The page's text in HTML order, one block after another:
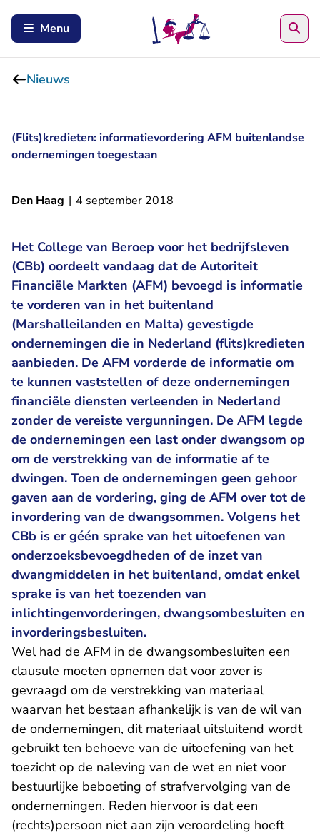
Menu
Nieuws
(Flits)kredieten: informatievordering AFM buitenlandse
ondernemingen toegestaan
Den Haag | 4 september 2018
Het College van Beroep voor het bedrijfsleven
(CBb) oordeelt vandaag dat de Autoriteit
Financiële Markten (AFM) bevoegd is informatie
te vorderen van in het buitenland
(Marshalleilanden en Malta) gevestigde
ondernemingen die in Nederland (flits)kredieten
aanbieden. De AFM vorderde de informatie om
te kunnen vaststellen of deze ondernemingen
financiële diensten verleenden in Nederland
zonder de vereiste vergunningen. De AFM legde
de ondernemingen een last onder dwangsom op
om de verstrekking van de informatie af te
dwingen. Toen de ondernemingen geen gehoor
gaven aan de vordering, ging de AFM over tot de
invordering van de dwangsommen. Volgens het
CBb is er géén sprake van het uitoefenen van
onderzoeksbevoegdheden of de inzet van
dwangmiddelen in het buitenland, omdat enkel
sprake is van het toezenden van
inlichtingenvorderingen, dwangsombesluiten en
invorderingsbesluiten.
Wel had de AFM in de dwangsombesluiten een
clausule moeten opnemen dat voor zover is
gevraagd om de verstrekking van materiaal
waarvan het bestaan afhankelijk is van de wil van
de ondernemingen, dit materiaal uitsluitend wordt
gebruikt ten behoeve van de uitoefening van het
toezicht op de naleving van de wet en niet voor
bestuurlijke beboeting of strafvervolging van de
ondernemingen. Reden hiervoor is dat een
(rechts)persoon niet aan zijn veroordeling hoeft